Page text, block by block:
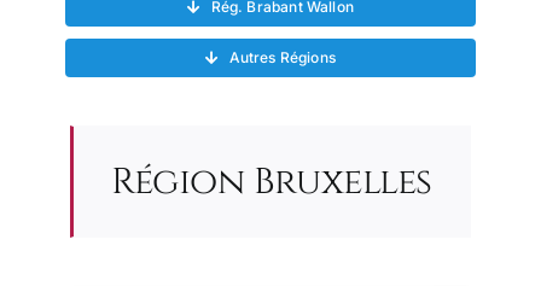
Rég. Brabant Wallon
Autres Régions
Région Bruxelles